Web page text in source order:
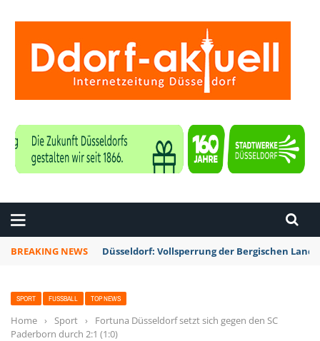
BREAKING NEWS Düsseldorf: Vollsperrung der Bergischen
SPORT FUSSBALL TOP NEWS
Home › Sport ›
Fortuna Düsseldorf setzt sich gegen den SC
Paderborn durch 2:1 (1:0)